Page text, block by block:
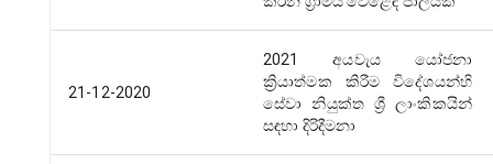
21-12-2020
2021 අයවැය යෝජනා
ක්‍රියාත්මක කිරීම විදේශයන්හි
සේවා නියුක්ත ශ්‍රී ලාංකිකයින්
සඳහා දිරිදීමනා